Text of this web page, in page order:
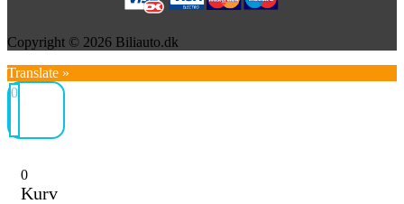
Copyright © 2026 Biliauto.dk
Translate »
0
0
Kurv